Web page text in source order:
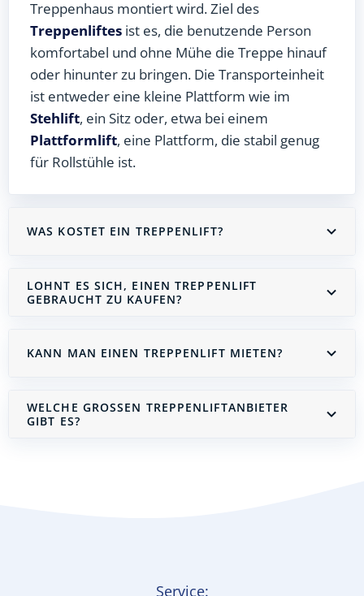
Treppenhaus montiert wird. Ziel des
Treppenliftes ist es, die benutzende Person
komfortabel und ohne Mühe die Treppe hinauf
oder hinunter zu bringen. Die Transporteinheit
ist entweder eine kleine Plattform wie im
Stehlift, ein Sitz oder, etwa bei einem
Plattformlift, eine Plattform, die stabil genug
für Rollstühle ist.
WAS KOSTET EIN TREPPENLIFT?
LOHNT ES SICH, EINEN TREPPENLIFT
GEBRAUCHT ZU KAUFEN?
KANN MAN EINEN TREPPENLIFT MIETEN?
WELCHE GROSSEN TREPPENLIFTANBIETER G
IBT ES?
Service: